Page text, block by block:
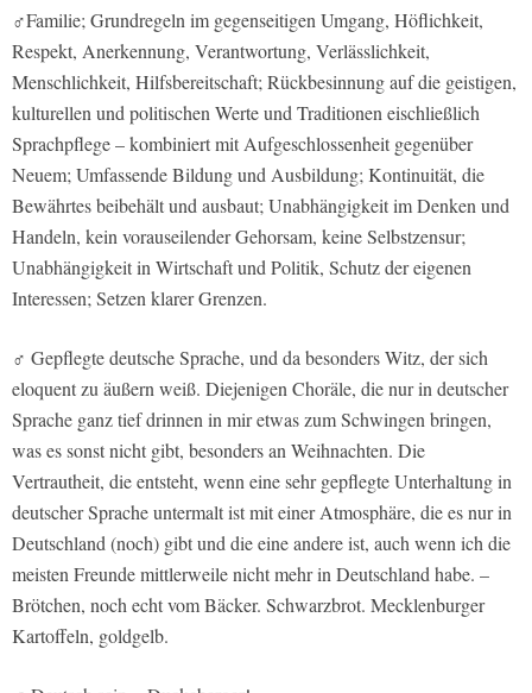
♂Familie; Grundregeln im gegenseitigen Umgang, Höflichkeit,
Respekt, Anerkennung, Verantwortung, Verlässlichkeit,
Menschlichkeit, Hilfsbereitschaft; Rückbesinnung auf die geistigen,
kulturellen und politischen Werte und Traditionen eischließlich
Sprachpflege – kombiniert mit Aufgeschlossenheit gegenüber
Neuem; Umfassende Bildung und Ausbildung; Kontinuität, die
Bewährtes beibehält und ausbaut; Unabhängigkeit im Denken und
Handeln, kein vorauseilender Gehorsam, keine Selbstzensur;
Unabhängigkeit in Wirtschaft und Politik, Schutz der eigenen
Interessen; Setzen klarer Grenzen.
♂ Gepflegte deutsche Sprache, und da besonders Witz, der sich
eloquent zu äußern weiß. Diejenigen Choräle, die nur in deutscher
Sprache ganz tief drinnen in mir etwas zum Schwingen bringen,
was es sonst nicht gibt, besonders an Weihnachten. Die
Vertrautheit, die entsteht, wenn eine sehr gepflegte Unterhaltung in
deutscher Sprache untermalt ist mit einer Atmosphäre, die es nur in
Deutschland (noch) gibt und die eine andere ist, auch wenn ich die
meisten Freunde mittlerweile nicht mehr in Deutschland habe. –
Brötchen, noch echt vom Bäcker. Schwarzbrot. Mecklenburger
Kartoffeln, goldgelb.